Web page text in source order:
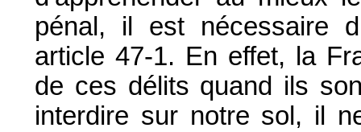
pénal, il est nécessaire
article 47-1. En effet, la
de ces délits quand ils
interdire sur notre sol, il